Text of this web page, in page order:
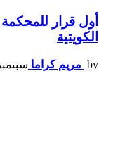
أول قرار
الكويتية
by مريم كراما سبتمبر 14, 2023,